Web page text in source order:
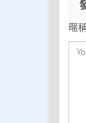
暱